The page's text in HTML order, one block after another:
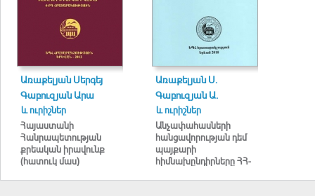
Առաքելյան Սերգեյ
Գաբուզյան Արա
և ուրիշներ
Հայաստանի
Հանրապետության
քրեական իրավունք
(հատուկ մաս)
Առաքելյան Ս.
Գաբուզյան Ա.
և ուրիշներ
Անչափահասների
հանցավորության դեմ
պայքարի
հիմնախընդիրները ՀՀ-